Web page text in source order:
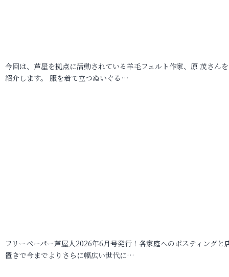
今回は、芦屋を拠点に活動されている羊毛フェルト作家、原 茂さん
紹介します。 服を着て立つぬいぐる…
フリーペーパー芦屋人2026年6月号発行！各家庭へのポスティングと
置きで今までよりさらに幅広い世代に…